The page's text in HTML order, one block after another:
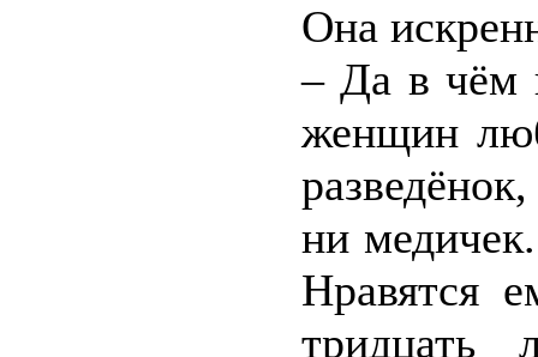
Она
– Да в чём
женщин
ни
Нравятся
тридцать